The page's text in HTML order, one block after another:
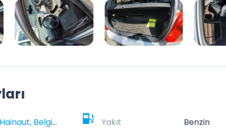
null, Hainaut, Belgique Yakıt Benzin